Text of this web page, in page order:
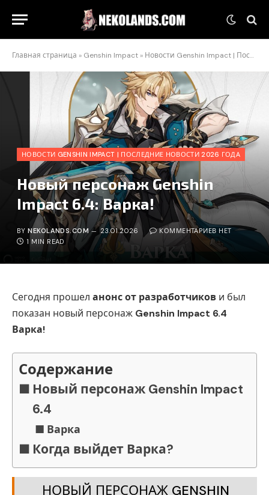
Главная страница » Genshin Impact » Новости Genshin Impact | Последние новости 2026 года
НОВОСТИ GENSHIN IMPACT | ПОСЛЕДНИЕ НОВОСТИ 2026 ГОДА
Новый персонаж Genshin
Impact 6.4: Варка!
BY NEKOLANDS.COM 23.01.2026
КОММЕНТАРИЕВ НЕТ
1 MIN READ
Сегодня прошел анонс от разработчиков и был
показан новый персонаж Genshin Impact 6.4
Варка!
Содержание
Новый персонаж Genshin Impact
6.4
Варка
Когда выйдет Варка?
НОВЫЙ ПЕРСОНАЖ GENSHIN